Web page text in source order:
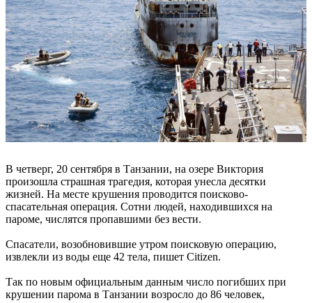
В четверг, 20 сентября в Танзании, на озере Виктория
произошла страшная трагедия, которая унесла десятки
жизней. На месте крушения проводится поисково-
спасательная операция. Сотни людей, находившихся на
пароме, числятся пропавшими без вести.
Спасатели, возобновившие утром поисковую операцию,
извлекли из воды еще 42 тела, пишет Citizen.
Так по новым официальным данным число погибших при
крушении парома в Танзании возросло до 86 человек,